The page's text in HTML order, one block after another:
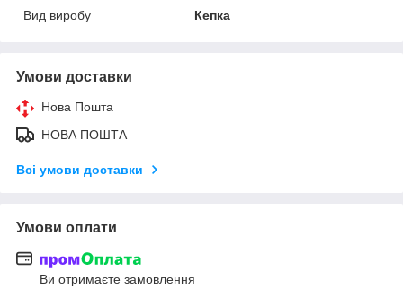
Вид виробу
Кепка
Умови доставки
Нова Пошта
НОВА ПОШТА
Всі умови доставки
Умови оплати
Ви отримаєте замовлення